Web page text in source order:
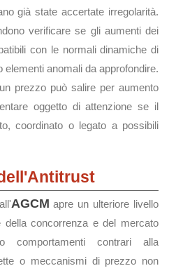
già state accertate irregolarità.
verificare se gli aumenti dei
con le normali dinamiche di
anomali da approfondire.
prezzo può salire per aumento
oggetto di attenzione se il
coordinato o legato a possibili
AGCM apre un ulteriore livello
della concorrenza e del mercato
comportamenti contrari alla
o meccanismi di prezzo non